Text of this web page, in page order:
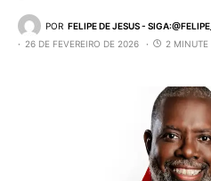
POR FELIPE DE JESUS -
26 DE FEVEREIRO DE 2026
2 MINUTE